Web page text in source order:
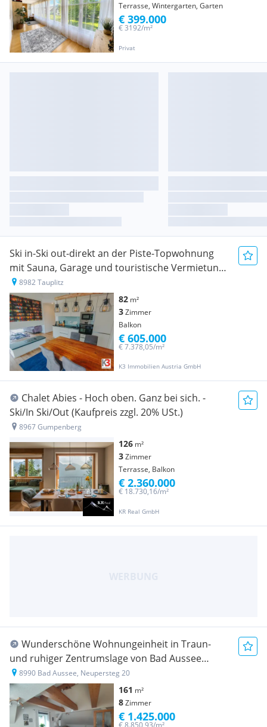
Terrasse, Wintergarten, Garten
Privat
€ 3192/m²
€ 399.000
Ski in-Ski out-direkt an der Piste-Topwohnung
mit Sauna, Garage und touristische Vermietung
möglich
8982 Tauplitz
82 m²
3Zimmer
Balkon
K3 Immobilien Austria GmbH
€ 7.378,05/m²
€ 605.000
Chalet Abies - Hoch oben. Ganz bei sich. -
Ski/In Ski/Out (Kaufpreis zzgl. 20% USt.)
8967 Gumpenberg
126 m²
3Zimmer
Terrasse, Balkon
KR Real GmbH
€ 18.730,16/m²
€ 2.360.000
Wunderschöne Wohnungeinheit in Traun-
und ruhiger Zentrumslage von Bad Aussee
(Provisionsfrei)
8990 Bad Aussee, Neupersteg 20
161 m²
8Zimmer
€ 8.850,93/m²
€ 1.425.000